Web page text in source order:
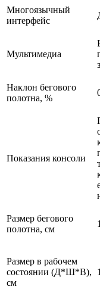
Многоязычный
интерфейс
Мультимедиа
Наклон бегового
полотна, %
Показания консоли
Размер бегового
полотна, см
Размер в рабочем
состоянии (Д*Ш*В),
см